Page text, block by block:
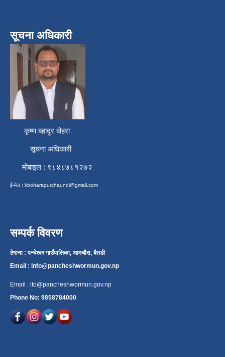
सूचना अधिकारी
कृष्ण बहादुर बोहरा
सूचना अधिकारी
मोबाइल : ९८४८७८१२७२
ई-मेल : kboharapurchaundi@gmail.com
सम्पर्क विवरण
ठेगाना : पन्चेश्वर गाउँपालिका, आमचौरा, बैतडी
Email : info@pancheshwormun.gov.np
Email : ito@pancheshwormun.gov.np
Phone No: 9858784000